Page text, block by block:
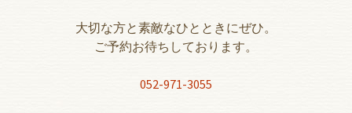
大切な方と素敵なひとときにぜひ。
ご予約お待ちしております。
052-971-3055